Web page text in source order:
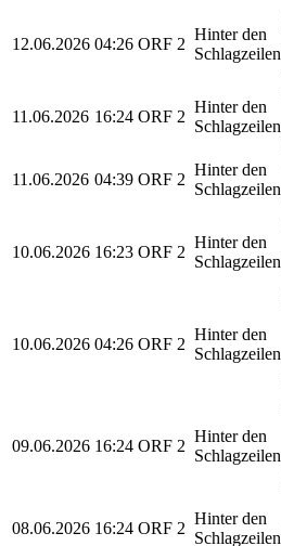
12.06.2026 04:26 ORF 2
Hinter den
Schlagzeilen
11.06.2026 16:24 ORF 2
Hinter den
Schlagzeilen
11.06.2026 04:39 ORF 2
Hinter den
Schlagzeilen
10.06.2026 16:23 ORF 2
Hinter den
Schlagzeilen
10.06.2026 04:26 ORF 2
Hinter den
Schlagzeilen
09.06.2026 16:24 ORF 2
Hinter den
Schlagzeilen
08.06.2026 16:24 ORF 2
Hinter den
Schlagzeilen